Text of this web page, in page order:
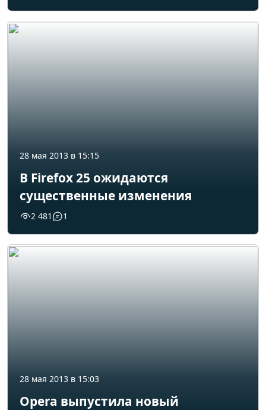
28 мая 2013 в 15:15
В Firefox 25 ожидаются
существенные изменения
2 481 1
28 мая 2013 в 15:03
Opera выпустила новый